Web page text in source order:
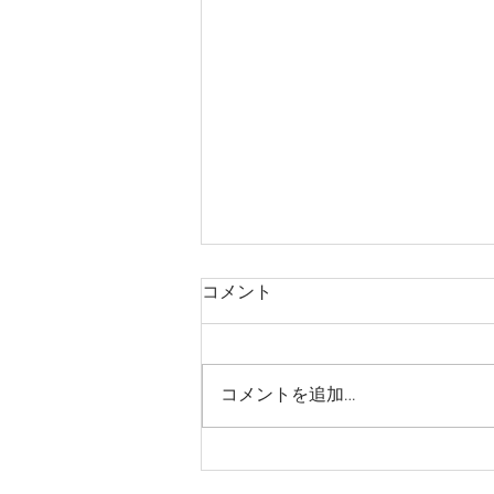
2026 8月スケジュール
コメント
コメントを追加…